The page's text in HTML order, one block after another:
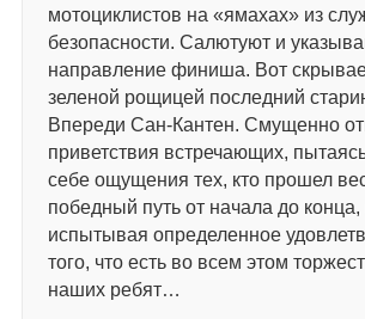
мотоциклистов на «ямахах» из
безопасности. Салютуют и
направление финиша. Вот
зеленой рощицей последний
Впереди Сан-Кантен. Смущенно
приветствия встречающих,
себе ощущения тех, кто прошел
победный путь от начала до
испытывая определенное
того, что есть во всем этом
наших ребят…